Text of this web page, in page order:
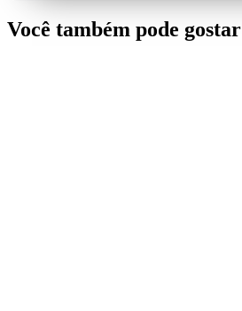
Você também pode gostar